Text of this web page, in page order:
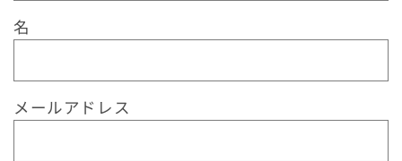
長さから探す
フ
ォ
ム
名
メールアドレス